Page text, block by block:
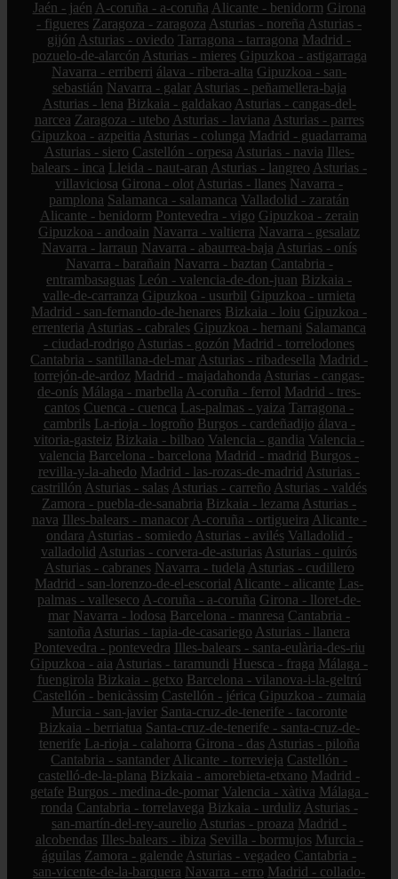
Jaén - jaén A-coruña - a-coruña Alicante - benidorm Girona
- figueres Zaragoza - zaragoza Asturias - noreña Asturias -
gijón Asturias - oviedo Tarragona - tarragona Madrid -
pozuelo-de-alarcón Asturias - mieres Gipuzkoa - astigarraga
Navarra - erriberri álava - ribera-alta Gipuzkoa - san-
sebastián Navarra - galar Asturias - peñamellera-baja
Asturias - lena Bizkaia - galdakao Asturias - cangas-del-
narcea Zaragoza - utebo Asturias - laviana Asturias - parres
Gipuzkoa - azpeitia Asturias - colunga Madrid - guadarrama
Asturias - siero Castellón - orpesa Asturias - navia Illes-
balears - inca Lleida - naut-aran Asturias - langreo Asturias -
villaviciosa Girona - olot Asturias - llanes Navarra -
pamplona Salamanca - salamanca Valladolid - zaratán
Alicante - benidorm Pontevedra - vigo Gipuzkoa - zerain
Gipuzkoa - andoain Navarra - valtierra Navarra - gesalatz
Navarra - larraun Navarra - abaurrea-baja Asturias - onís
Navarra - barañain Navarra - baztan Cantabria -
entrambasaguas León - valencia-de-don-juan Bizkaia -
valle-de-carranza Gipuzkoa - usurbil Gipuzkoa - urnieta
Madrid - san-fernando-de-henares Bizkaia - loiu Gipuzkoa -
errenteria Asturias - cabrales Gipuzkoa - hernani Salamanca
- ciudad-rodrigo Asturias - gozón Madrid - torrelodones
Cantabria - santillana-del-mar Asturias - ribadesella Madrid -
torrejón-de-ardoz Madrid - majadahonda Asturias - cangas-
de-onís Málaga - marbella A-coruña - ferrol Madrid - tres-
cantos Cuenca - cuenca Las-palmas - yaiza Tarragona -
cambrils La-rioja - logroño Burgos - cardeñadijo álava -
vitoria-gasteiz Bizkaia - bilbao Valencia - gandia Valencia -
valencia Barcelona - barcelona Madrid - madrid Burgos -
revilla-y-la-ahedo Madrid - las-rozas-de-madrid Asturias -
castrillón Asturias - salas Asturias - carreño Asturias - valdés
Zamora - puebla-de-sanabria Bizkaia - lezama Asturias -
nava Illes-balears - manacor A-coruña - ortigueira Alicante -
ondara Asturias - somiedo Asturias - avilés Valladolid -
valladolid Asturias - corvera-de-asturias Asturias - quirós
Asturias - cabranes Navarra - tudela Asturias - cudillero
Madrid - san-lorenzo-de-el-escorial Alicante - alicante Las-
palmas - valleseco A-coruña - a-coruña Girona - lloret-de-
mar Navarra - lodosa Barcelona - manresa Cantabria -
santoña Asturias - tapia-de-casariego Asturias - llanera
Pontevedra - pontevedra Illes-balears - santa-eulària-des-riu
Gipuzkoa - aia Asturias - taramundi Huesca - fraga Málaga -
fuengirola Bizkaia - getxo Barcelona - vilanova-i-la-geltrú
Castellón - benicàssim Castellón - jérica Gipuzkoa - zumaia
Murcia - san-javier Santa-cruz-de-tenerife - tacoronte
Bizkaia - berriatua Santa-cruz-de-tenerife - santa-cruz-de-
tenerife La-rioja - calahorra Girona - das Asturias - piloña
Cantabria - santander Alicante - torrevieja Castellón -
castelló-de-la-plana Bizkaia - amorebieta-etxano Madrid -
getafe Burgos - medina-de-pomar Valencia - xàtiva Málaga -
ronda Cantabria - torrelavega Bizkaia - urduliz Asturias -
san-martín-del-rey-aurelio Asturias - proaza Madrid -
alcobendas Illes-balears - ibiza Sevilla - bormujos Murcia -
águilas Zamora - galende Asturias - vegadeo Cantabria -
san-vicente-de-la-barquera Navarra - erro Madrid - collado-